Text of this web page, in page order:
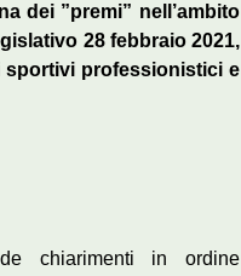
dei ”premi” nell’ambito
28 febbraio 2021,
sportivi professionistici e
chiarimenti in ordine